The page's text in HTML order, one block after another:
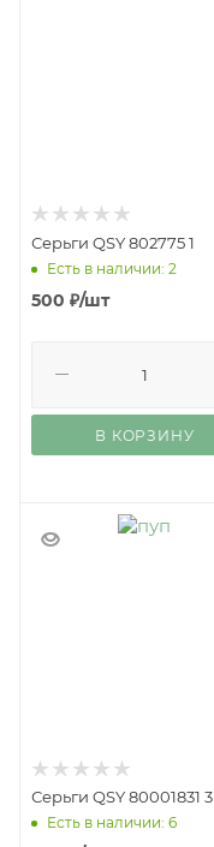
Серьги QSY 802775 1
Есть в наличии: 2
500 ₽/шт
В КОРЗИНУ
Серьги QSY 80001831 3
Есть в наличии: 6